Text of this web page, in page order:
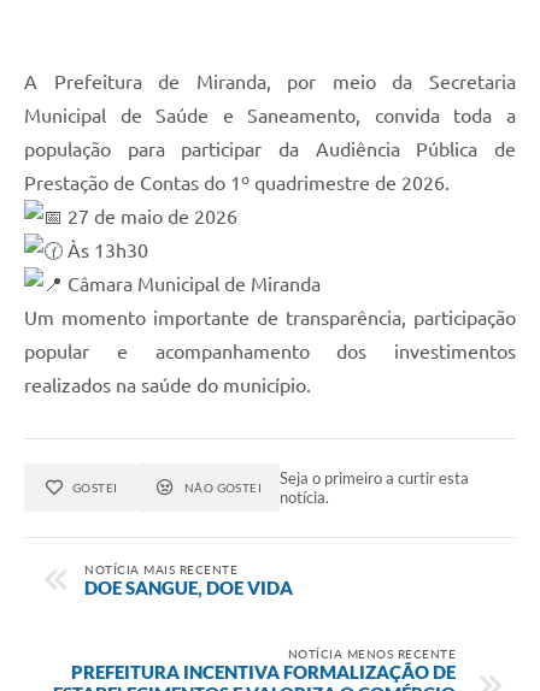
A Prefeitura de Miranda, por meio da Secretaria
Municipal de Saúde e Saneamento, convida toda a
população para participar da Audiência Pública de
Prestação de Contas do 1º quadrimestre de 2026.
27 de maio de 2026
Às 13h30
Câmara Municipal de Miranda
Um momento importante de transparência, participação
popular e acompanhamento dos investimentos
realizados na saúde do município.
GOSTEI NÃO GOSTEI
Seja o primeiro a curtir esta
notícia.
NOTÍCIA MAIS RECENTE
DOE SANGUE, DOE VIDA
NOTÍCIA MENOS RECENTE
PREFEITURA INCENTIVA FORMALIZAÇÃO DE